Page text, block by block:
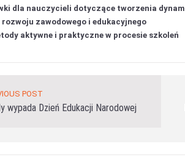
dla nauczycieli dotyczące tworzenia
zawodowego i edukacyjnego
aktywne i praktyczne w procesie szkoleń
POST
wypada Dzień Edukacji Narodowej